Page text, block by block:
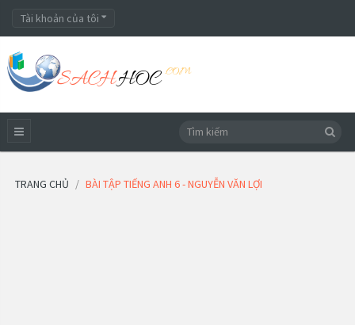
Tài khoản của tôi
TRANG CHỦ BÀI TẬP TIẾNG ANH 6 - NGUYỄN VĂN LỢI